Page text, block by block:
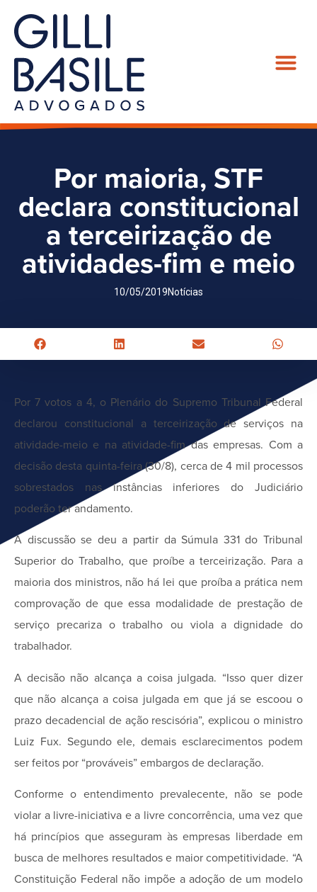
Por maioria, STF
declara constitucional
a terceirização de
atividades-fim e meio
10/05/2019Notícias
Por 7 votos a 4, o Plenário do Supremo Tribunal Federal
declarou constitucional a terceirização de serviços na
atividade-meio e na atividade-fim das empresas. Com a
decisão desta quinta-feira (30/8), cerca de 4 mil processos
sobrestados nas instâncias inferiores do Judiciário
poderão ter andamento.
A discussão se deu a partir da Súmula 331 do Tribunal
Superior do Trabalho, que proíbe a terceirização. Para a
maioria dos ministros, não há lei que proíba a prática nem
comprovação de que essa modalidade de prestação de
serviço precariza o trabalho ou viola a dignidade do
trabalhador.
A decisão não alcança a coisa julgada. “Isso quer dizer
que não alcança a coisa julgada em que já se escoou o
prazo decadencial de ação rescisória”, explicou o ministro
Luiz Fux. Segundo ele, demais esclarecimentos podem
ser feitos por “prováveis” embargos de declaração.
Conforme o entendimento prevalecente, não se pode
violar a livre-iniciativa e a livre concorrência, uma vez que
há princípios que asseguram às empresas liberdade em
busca de melhores resultados e maior competitividade. “A
Constituição Federal não impõe a adoção de um modelo